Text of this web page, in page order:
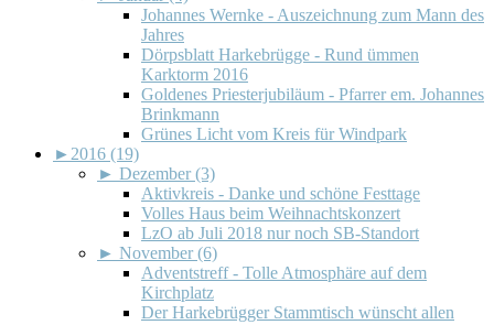
Johannes Wernke - Auszeichnung zum Mann des
Jahres
Dörpsblatt Harkebrügge - Rund ümmen
Karktorm 2016
Goldenes Priesterjubiläum - Pfarrer em. Johannes
Brinkmann
Grünes Licht vom Kreis für Windpark
► 2016 (19)
► Dezember (3)
Aktivkreis - Danke und schöne Festtage
Volles Haus beim Weihnachtskonzert
LzO ab Juli 2018 nur noch SB-Standort
► November (6)
Adventstreff - Tolle Atmosphäre auf dem
Kirchplatz
Der Harkebrügger Stammtisch wünscht allen